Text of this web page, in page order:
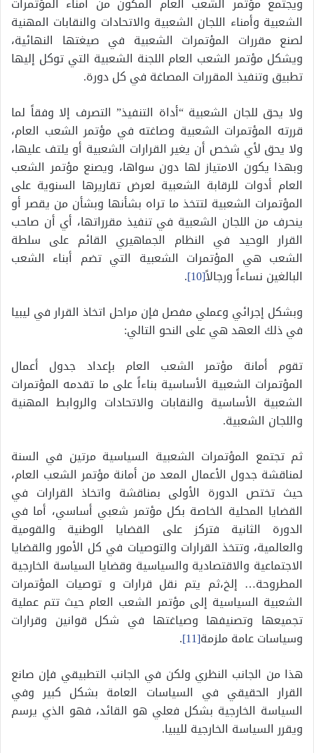
الشعبية وأمناء اللجان الشعبية والاتحادات والنقابات المهنية
لصنع مقررات المؤتمرات الشعبية في صيغتها النهائية،
ويشكل مؤتمر الشعب العام اللجنة الشعبية التي توكل إليها
تطبيق وتنفيذ المقررات المصاغة في كل دورة.
ولا يحق للجان الشعبية “أداة التنفيذ” التصرف إلا وفقاً لما
قررته المؤتمرات الشعبية وصاغته في مؤتمر الشعب العام،
ولا يحق لأي شخص أن يغير القرارات الشعبية أو يلتف عليها،
وبهذا يكون الامتياز لها دون سواها، ويصنع مؤتمر الشعب
العام أدوات للرقابة الشعبية لعرض تقاريرها السنوية على
المؤتمرات الشعبية لتتخذ ما تراه بشأنها وبشأن من يقصر أو
ينحرف من اللجان الشعبية في تنفيذ مقرراتها، أي أن صاحب
القرار الوحيد في النظام الجماهيري القائم على سلطة
الشعب هي المؤتمرات الشعبية التي تضم أبناء الشعب
البالغين نساءاً ورجالاً[10]
.
وبشكل إجرائي وعملي مفصل فإن مراحل اتخاذ القرار في ليبيا
في ذلك العهد هي على النحو التالي:
تقوم أمانة مؤتمر الشعب العام بإعداد جدول أعمال
المؤتمرات الشعبية الأساسية بناءاً على ما تقدمه المؤتمرات
الشعبية الأساسية والنقابات والاتحادات والروابط المهنية
واللجان الشعبية.
ثم تجتمع المؤتمرات الشعبية السياسية مرتين في السنة
لمناقشة جدول الأعمال المعد من أمانة مؤتمر الشعب العام،
حيث تختص الدورة الأولى بمناقشة واتخاذ القرارات في
القضايا المحلية الخاصة بكل مؤتمر شعبي أساسي، أما في
الدورة الثانية فتركز على القضايا الوطنية والقومية
والعالمية، وتتخذ القرارات والتوصيات في كل الأمور والقضايا
الاجتماعية والاقتصادية والسياسية وقضايا السياسة الخارجية
المطروحة… إلخ،ثم يتم نقل قرارات و توصيات المؤتمرات
الشعبية السياسية إلى مؤتمر الشعب العام حيث تتم عملية
تجميعها وتصنيفها وصياغتها في شكل قوانين وقرارات
وسياسات عامة ملزمة[11]
.
هذا من الجانب النظري ولكن في الجانب التطبيقي فإن صانع
القرار الحقيقي في السياسات العامة بشكل كبير وفي
السياسة الخارجية بشكل فعلي هو القائد، فهو الذي يرسم
ويقرر السياسة الخارجية لليبيا.